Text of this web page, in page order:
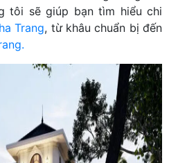
tôi sẽ giúp bạn tìm hiểu chi
Trang, từ khâu chuẩn bị đến